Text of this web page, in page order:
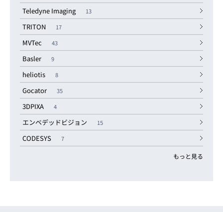
Teledyne Imaging 13
TRITON 17
MVTec 43
Basler 9
heliotis 8
Gocator 35
3DPIXA 4
エンベデッドビジョン 15
CODESYS 7
もっと見る